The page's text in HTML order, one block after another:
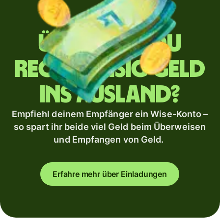
Überweist du
regelmäßig Geld
ins Ausland?
Empfiehl deinem Empfänger ein Wise-Konto –
so spart ihr beide viel Geld beim Überweisen
und Empfangen von Geld.
Erfahre mehr über Einladungen